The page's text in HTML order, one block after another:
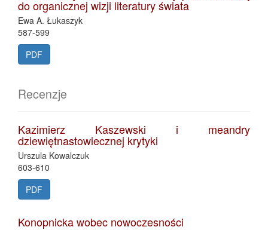
do organicznej wizji literatury świata
Ewa A. Łukaszyk
587-599
PDF
Recenzje
Kazimierz Kaszewski i meandry
dziewiętnastowiecznej krytyki
Urszula Kowalczuk
603-610
PDF
Konopnicka wobec nowoczesności